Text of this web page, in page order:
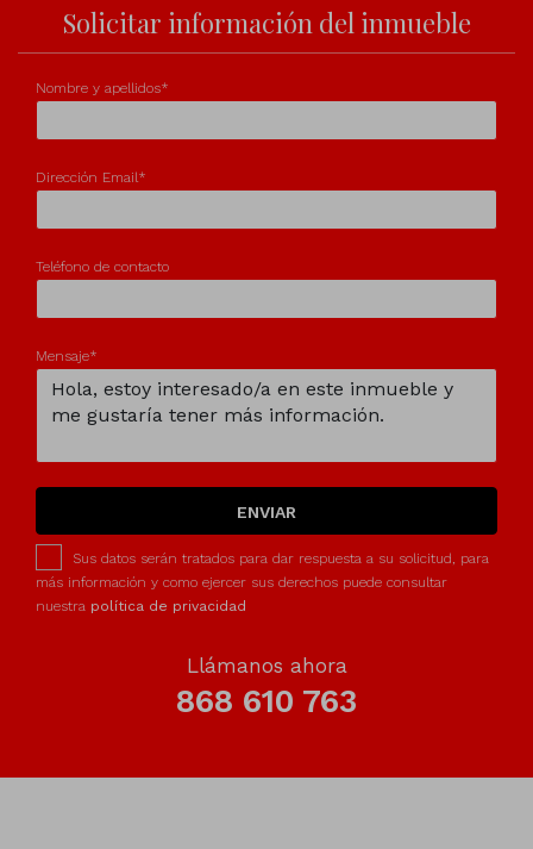
Solicitar información del inmueble
Nombre y apellidos*
Dirección Email*
Teléfono de contacto
Mensaje*
ENVIAR
Sus datos serán tratados para dar respuesta a su solicitud, para
más información y como ejercer sus derechos puede consultar
nuestra política de privacidad
Llámanos ahora
868 610 763